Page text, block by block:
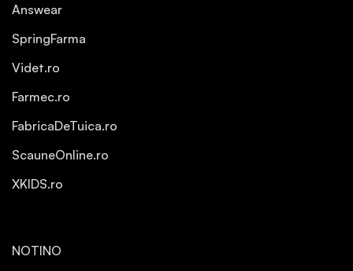
Answear
SpringFarma
Videt.ro
Farmec.ro
FabricaDeTuica.ro
ScauneOnline.ro
XKIDS.ro
NOTINO